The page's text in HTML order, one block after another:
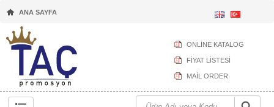
ANA SAYFA
ONLİNE KATALOG
FİYAT LİSTESİ
MAİL ORDER